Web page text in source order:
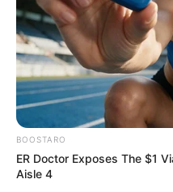
dass die vermutlich schon
beginnende Entstehung
Bewohner nicht ganz
In der weiteren sehr
altägyptischen Hochkultur
Eroberungen,
Versklavungen belegt. So
sein.
BOOSTARO
ER Doctor Exposes The $1
Aisle 4